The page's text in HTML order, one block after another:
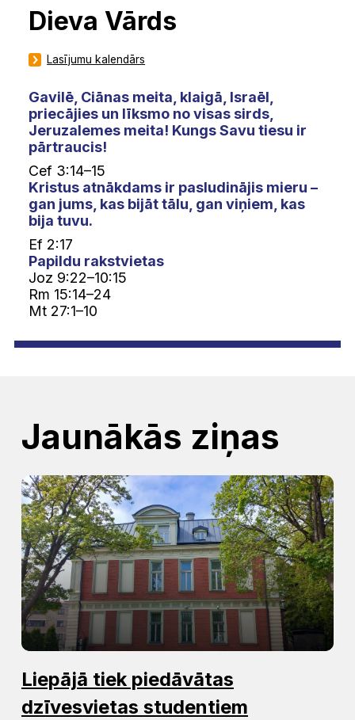
Dieva Vārds
Lasījumu kalendārs
Gavilē, Ciānas meita, klaigā, Israēl,
priecājies un līksmo no visas sirds,
Jeruzalemes meita! Kungs Savu tiesu ir
pārtraucis!
Cef 3:14–15
Kristus atnākdams ir pasludinājis mieru –
gan jums, kas bijāt tālu, gan viņiem, kas
bija tuvu.
Ef 2:17
Papildu rakstvietas
Joz 9:22–10:15
Rm 15:14–24
Mt 27:1–10
Jaunākās ziņas
Liepājā tiek piedāvātas
dzīvesvietas studentiem